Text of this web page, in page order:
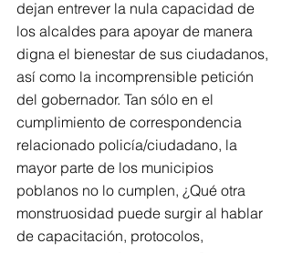
dejan entrever la nula capacidad de
los alcaldes para apoyar de manera
digna el bienestar de sus ciudadanos,
así como la incomprensible petición
del gobernador. Tan sólo en el
cumplimiento de correspondencia
relacionado policía/ciudadano, la
mayor parte de los municipios
poblanos no lo cumplen, ¿Qué otra
monstruosidad puede surgir al hablar
de capacitación, protocolos,